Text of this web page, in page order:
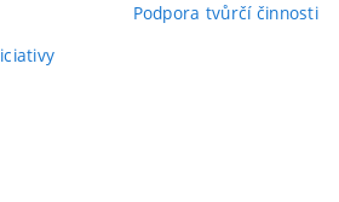
Podpora tvůrčí činnosti